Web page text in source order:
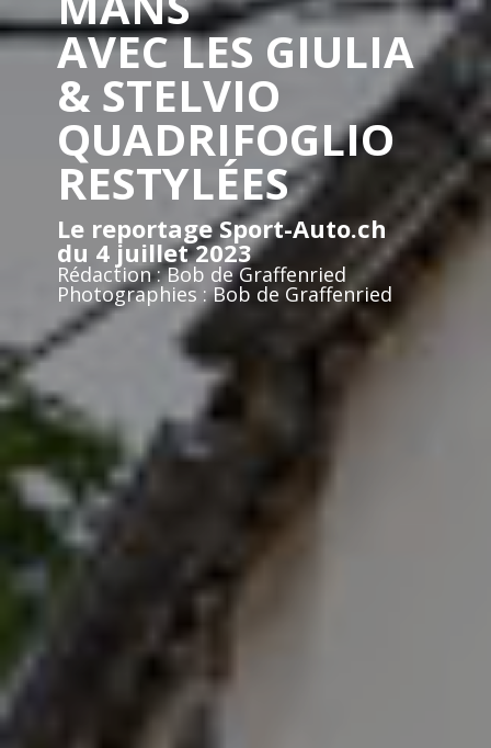
AVEC LES GIULIA
& STELVIO
QUADRIFOGLIO
RESTYLÉES
Le reportage Sport-Auto.ch
du 4 juillet 2023
Rédaction : Bob de Graffenried
Photographies : Bob de Graffenried